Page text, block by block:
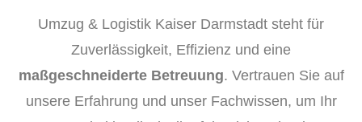
Umzug & Logistik Kaiser Darmstadt steht für
Zuverlässigkeit, Effizienz und eine
maßgeschneiderte Betreuung. Vertrauen Sie auf
unsere Erfahrung und unser Fachwissen, um Ihr